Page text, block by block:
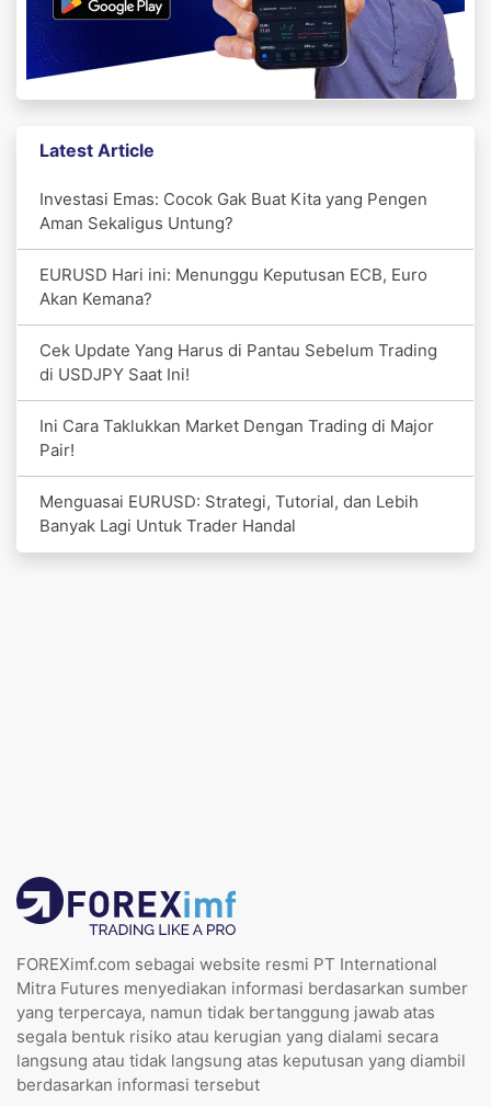
Latest Article
Investasi Emas: Cocok Gak Buat Kita yang Pengen
Aman Sekaligus Untung?
EURUSD Hari ini: Menunggu Keputusan ECB, Euro
Akan Kemana?
Cek Update Yang Harus di Pantau Sebelum Trading
di USDJPY Saat Ini!
Ini Cara Taklukkan Market Dengan Trading di Major
Pair!
Menguasai EURUSD: Strategi, Tutorial, dan Lebih
Banyak Lagi Untuk Trader Handal
FOREXimf.com sebagai website resmi PT International
Mitra Futures menyediakan informasi berdasarkan sumber
yang terpercaya, namun tidak bertanggung jawab atas
segala bentuk risiko atau kerugian yang dialami secara
langsung atau tidak langsung atas keputusan yang diambil
berdasarkan informasi tersebut